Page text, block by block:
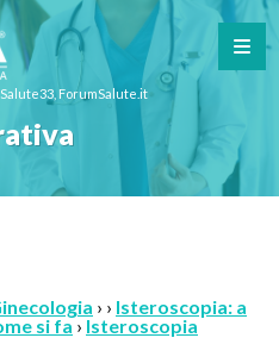
ForumSalute.it
› › Isteroscopia: a
si fa › Isteroscopia